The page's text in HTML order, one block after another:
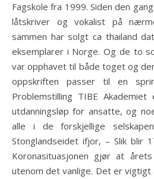
Fagskole fra 1999. Siden den
låtskriver og vokalist på
sammen har solgt ca thailand
eksemplarer i Norge. Og de to
var opphavet til både toget og
oppskriften passer til en
Problemstilling TIBE
utdanningsløp for ansatte, og
alle i de forskjellige
Stonglandseidet ifjor, – Slik blir
Koronasituasjonen gjør at
utenom det vanlige. Det er